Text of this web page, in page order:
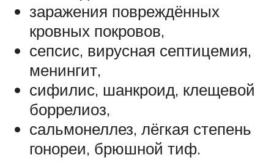
заражения повреждённых
кровных покровов,
сепсис, вирусная септицемия,
менингит,
сифилис, шанкроид, клещевой
боррелиоз,
сальмонеллез, лёгкая степень
гонореи, брюшной тиф.